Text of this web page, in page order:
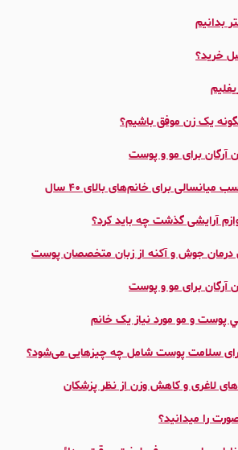
بدانیم
خرید؟
یک زن موفق باشیم؟
برای مو و پوست
برای خانم‌های بالای ۴۰ سال
آرایشی گذشت چه باید کرد؟
برای مو و پوست
پوست و مو مورد نیاز یک خانم
سلامت پوست شامل چه چیزهایی می‌شود؟
را میدانید؟